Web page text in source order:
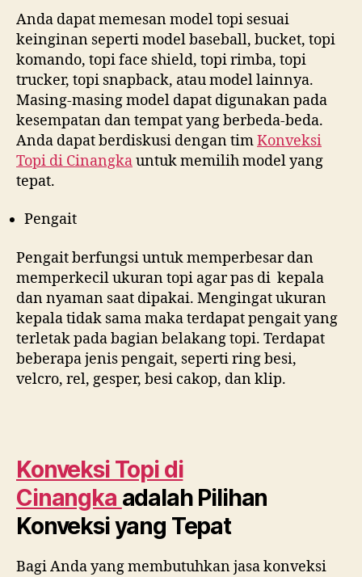
Anda dapat memesan model topi sesuai
keinginan seperti model baseball, bucket, topi
komando, topi face shield, topi rimba, topi
trucker, topi snapback, atau model lainnya.
Masing-masing model dapat digunakan pada
kesempatan dan tempat yang berbeda-beda.
Anda dapat berdiskusi dengan timKonveksi
Topi di Cinangkauntuk memilih model yang
tepat.
Pengait
Pengait berfungsi untuk memperbesar dan
memperkecil ukuran topi agar pas di kepala
dan nyaman saat dipakai. Mengingat ukuran
kepala tidak sama maka terdapat pengait yang
terletak pada bagian belakang topi. Terdapat
beberapa jenis pengait, seperti ring besi,
velcro, rel, gesper, besi cakop, dan klip.
Konveksi Topi di
Cinangka adalah Pilihan
Konveksi yang Tepat
Bagi Anda yang membutuhkan jasa konveksi